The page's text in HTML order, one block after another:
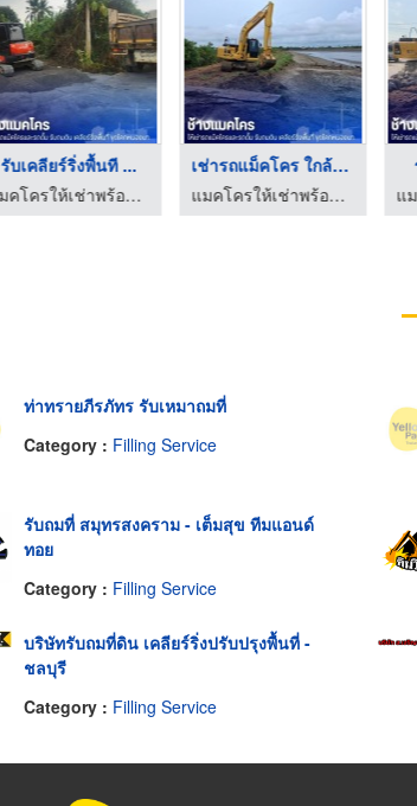
รับเคลียร์ริ่งพื้นที ...
แมคโครให้เช่าพร้อมคนขับ - ช้างแมคโครให้เช่า
เช่ารถแม็คโคร ใกล้ฉั ...
แมคโครให้เช่าพร้อมคนขับ - ช้างแมคโครให้เช่า
ท่าทรายภีรภัทร รับเหมาถมที่
Category : Filling Service
รับถมที่ สมุทรสงคราม - เต็มสุข ทีมแอนด์
ทอย
Category : Filling Service
บริษัทรับถมที่ดิน เคลียร์ริ่งปรับปรุงพื้นที่ -
ชลบุรี
Category : Filling Service